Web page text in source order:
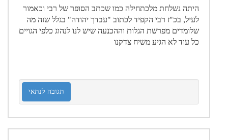
היתה נשלחת מלכתחילה כמו שכתב הסופר של רבי וכאמור
לעיל, בכ"ז רבי הקפיד לכתוב "עבדך יהודה" בגלל שזה מה
שלומדים מפרשת הגלות וההכנעה שיש לנו לנהוג כלפי הגויים
כל עוד לא הגיע משיח צדקנו
תגובה לנתאי